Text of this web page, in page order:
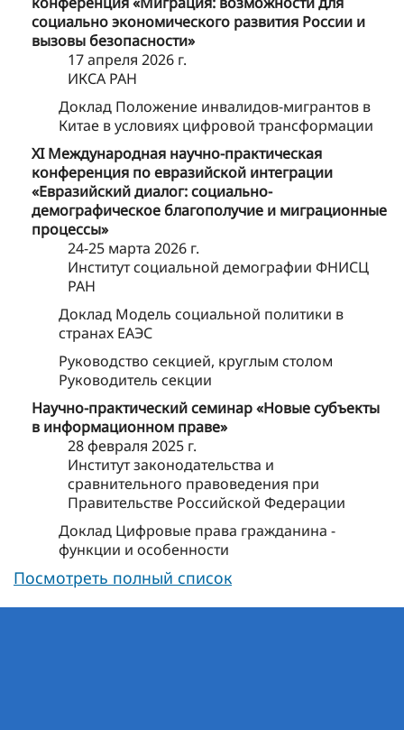
социально экономического развития России и
вызовы безопасности»
17 апреля 2026 г.
ИКСА РАН
Доклад Положение инвалидов-мигрантов в
Китае в условиях цифровой трансформации
XI Международная научно-практическая
конференция по евразийской интеграции
«Евразийский диалог: социально-
демографическое благополучие и миграционные
процессы»
24-25 марта 2026 г.
Институт социальной демографии ФНИСЦ
РАН
Доклад Модель социальной политики в
странах ЕАЭС
Руководство секцией, круглым столом
Руководитель секции
Научно-практический семинар «Новые субъекты
в информационном праве»
28 февраля 2025 г.
Институт законодательства и
сравнительного правоведения при
Правительстве Российской Федерации
Доклад Цифровые права гражданина -
функции и особенности
Посмотреть полный список